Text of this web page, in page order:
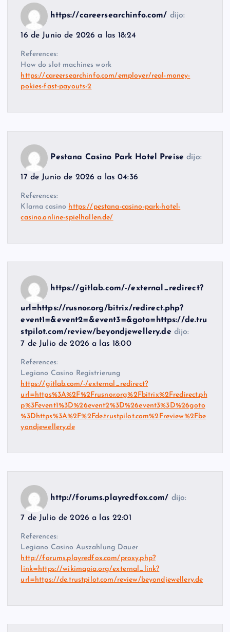
https://careersearchinfo.com/ dijo:
16 de Junio de 2026 a las 18:24
References:
How do slot machines work
https://careersearchinfo.com/employer/real-money-
pokies-fast-payouts-2
Pestana Casino Park Hotel Preise dijo:
17 de Junio de 2026 a las 04:36
References:
Klarna casino https://pestana-casino-park-hotel-
casino.online-spielhallen.de/
https://gitlab.com/-/external_redirect?
url=https://rusnor.org/bitrix/redirect.php?
event1=&event2=&event3=&goto=https://de.tru
stpilot.com/review/beyondjewellery.de dijo:
7 de Julio de 2026 a las 18:00
References:
Legiano Casino Registrierung
https://gitlab.com/-/external_redirect?
url=https%3A%2F%2Frusnor.org%2Fbitrix%2Fredirect.ph
p%3Fevent1%3D%26event2%3D%26event3%3D%26goto
%3Dhttps%3A%2F%2Fde.trustpilot.com%2Freview%2Fbe
yondjewellery.de
http://forums.playredfox.com/ dijo:
7 de Julio de 2026 a las 22:01
References:
Legiano Casino Auszahlung Dauer
http://forums.playredfox.com/proxy.php?
link=https://wikimapia.org/external_link?
url=https://de.trustpilot.com/review/beyondjewellery.de